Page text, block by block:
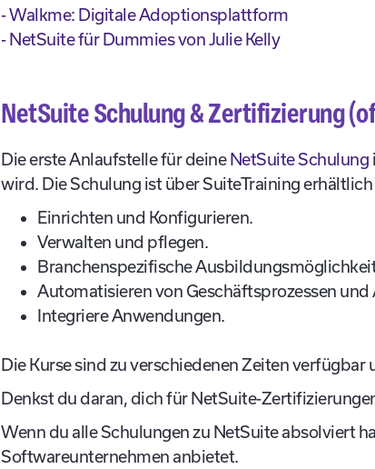
- Walkme: Digitale Adoptionsplattform
- NetSuite für Dummies von Julie Kelly
NetSuite Schulung & Zertifizierung
Die erste Anlaufstelle für deineNetSuite Schulung
wird. Die Schulung ist über SuiteTraining
Einrichten und Konfigurieren.
Verwalten und pflegen.
Branchenspezifische
Automatisieren von Geschäftsprozessen und
Integriere Anwendungen.
Die Kurse sind zu verschiedenen Zeiten
Denkst du daran, dich für NetSuite-
Wenn du alle Schulungen zu NetSuite absolviert
Softwareunternehmen anbietet.